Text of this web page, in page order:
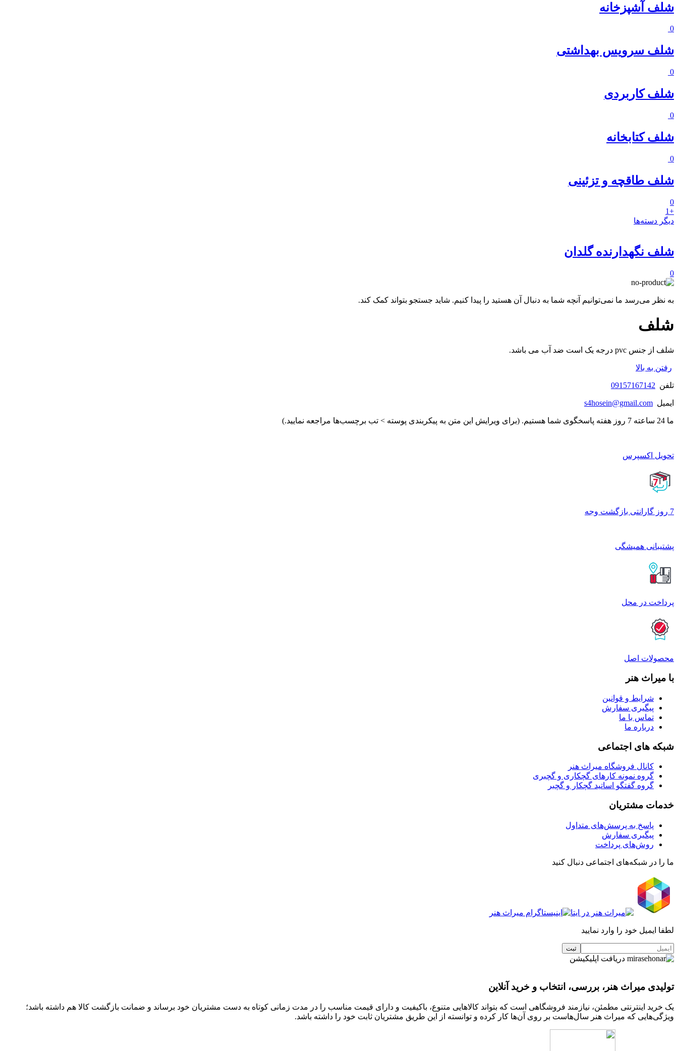
شلف آشپزخانه
0
شلف سرویس بهداشتی
0
شلف کاربردی
0
شلف کتابخانه
0
شلف طاقچه و تزئینی
0
+1
دیگر دسته‌ها
شلف نگهدارنده گلدان
0
به نظر می‌رسد ما نمی‌توانیم آنچه شما به دنبال آن هستید را پیدا کنیم. شاید جستجو بتواند کمک کند.
شلف
شلف از جنس pvc درجه یک است ضد آب می باشد.
رفتن به بالا
تلفن 09157167142
ایمیل s4hosein@gmail.com
ما 24 ساعته 7 روز هفته پاسخگوی شما هستیم. (برای ویرایش این متن به پیکربندی پوسته > تب برچسب‌ها مراجعه نمایید.)
تحویل اکسپرس
7 روز گارانتی بازگشت وجه
پشتیبانی همیشگی
پرداخت در محل
محصولات اصل
با میراث هنر
شرایط و قوانین
پیگیری سفارش
تماس با ما
درباره ما
شبکه های اجتماعی
کانال فروشگاه میراث هنر
گروه نمونه کارهای گچکاری و گچبری
گروه گفتگو اساتید گچکار و گچبر
خدمات مشتریان
پاسخ به پرسش‌های متداول
پیگیری سفارش
روش‌های پرداخت
ما را در شبکه‌های اجتماعی دنبال کنید
لطفا ایمیل خود را وارد نمایید
دریافت اپلیکیشن
تولیدی میراث هنر، بررسی، انتخاب و خرید آنلاین
یک خرید اینترنتی مطمئن، نیازمند فروشگاهی است که بتواند کالاهایی متنوع، باکیفیت و دارای قیمت مناسب را در مدت زمانی کوتاه به دست مشتریان خود برساند و ضمانت بازگشت کالا هم داشته باشد؛
ویژگی‌هایی که میراث هنر سال‌هاست بر روی آن‌ها کار کرده و توانسته از این طریق مشتریان ثابت خود را داشته باشد.